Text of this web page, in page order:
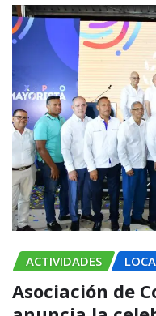
ACTIVIDADES
Asociación de